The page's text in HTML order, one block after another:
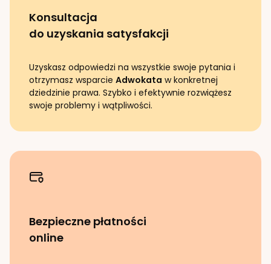
Konsultacja
do uzyskania satysfakcji
Uzyskasz odpowiedzi na wszystkie swoje pytania i
otrzymasz wsparcie Adwokata w konkretnej
dziedzinie prawa. Szybko i efektywnie rozwiążesz
swoje problemy i wątpliwości.
Bezpieczne płatności
online